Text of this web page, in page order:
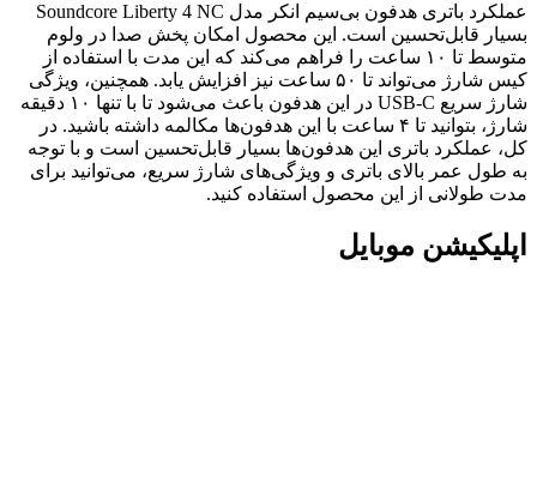
عملکرد باتری هدفون بی‌سیم انکر مدل Soundcore Liberty 4 NC
بسیار قابل‌تحسین است. این محصول امکان پخش صدا در ولوم
متوسط تا ۱۰ ساعت را فراهم می‌کند که این مدت با استفاده از
کیس شارژ می‌تواند تا ۵۰ ساعت نیز افزایش یابد. همچنین، ویژگی
شارژ سریع USB-C در این هدفون باعث می‌شود تا با تنها ۱۰ دقیقه
شارژ، بتوانید تا ۴ ساعت با این هدفون‌ها مکالمه داشته باشید. در
کل، عملکرد باتری این هدفون‌ها بسیار قابل‌تحسین است و با توجه
به طول عمر بالای باتری و ویژگی‌های شارژ سریع، می‌توانید برای
مدت طولانی از این محصول استفاده کنید.
اپلیکیشن موبایل